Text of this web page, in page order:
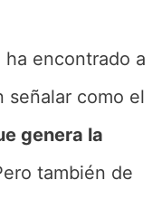
encontrado a
señalar como el
genera la
también de